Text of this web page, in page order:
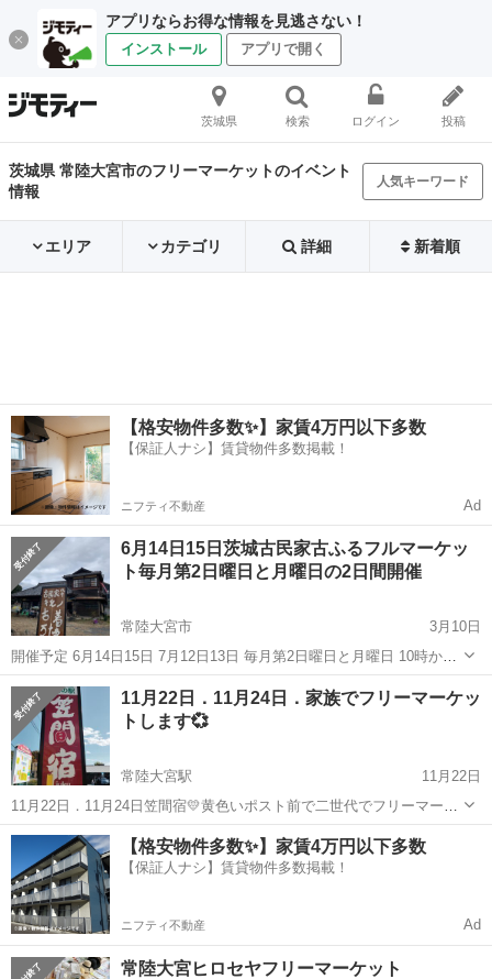
アプリならお得な情報を見逃さない！
インストール アプリで開く
茨城県 検索 ログイン 投稿
茨城県 常陸大宮市のフリーマーケットのイベント
情報
人気キーワード
エリア カテゴリ 詳細 新着順
【格安物件多数✨】家賃4万円以下多数
【保証人ナシ】賃貸物件多数掲載！
ニフティ不動産 Ad
6月14日15日茨城古民家古ふるフルマーケッ
ト毎月第2日曜日と月曜日の2日間開催
常陸大宮市
3月10日
開催予定 6月14日15日 7月12日13日 毎月第2日曜日と月曜日 10時から
15時２日間 １００円着物👘と１００円布の追加😆追加😆の大量山積み
😁と５００円着物👘と帯😃そして男着物を👘売り場広げました〜😄😄
本年より...
茨城 常陸大宮市 フリーマーケット 古民家
11月22日．11月24日．家族でフリーマーケッ
トします💞
常陸大宮駅
11月22日
11月22日．11月24日笠間宿💛黄色いポスト前で二世代でフリーマーケ
ット出店します☺️🫶 レディースリング メンズリング 手作りパラコー
ド作品 ミンクポンポンチャーム 天然石ストラップ 天然石ブレ...
茨城 常陸大宮市 常陸大宮駅 フリーマーケット
パワーストーン
【格安物件多数✨】家賃4万円以下多数
【保証人ナシ】賃貸物件多数掲載！
ニフティ不動産 Ad
常陸大宮ヒロセヤフリーマーケット